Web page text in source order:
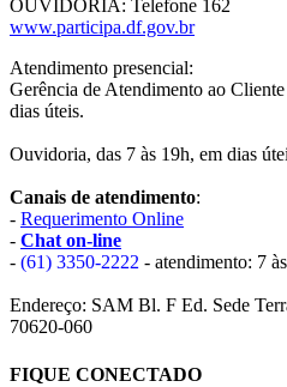
OUVIDORIA: Telefone 162
www.participa.df.gov.br
Atendimento presencial:
Gerência de Atendimento ao
dias úteis.
Ouvidoria, das 7 às 19h, em dias
Canais de atendimento:
- Requerimento Online
- Chat on-line
- (61) 3350-2222 - atendimento: 7
Endereço: SAM Bl. F Ed. Sede
70620-060
FIQUE CONECTADO